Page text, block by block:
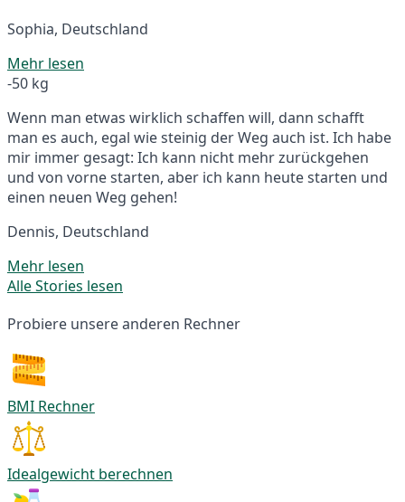
Sophia, Deutschland
Mehr lesen
-50 kg
Wenn man etwas wirklich schaffen will, dann schafft
man es auch, egal wie steinig der Weg auch ist. Ich habe
mir immer gesagt: Ich kann nicht mehr zurückgehen
und von vorne starten, aber ich kann heute starten und
einen neuen Weg gehen!
Dennis, Deutschland
Mehr lesen
Alle Stories lesen
Probiere unsere anderen Rechner
BMI Rechner
Idealgewicht berechnen